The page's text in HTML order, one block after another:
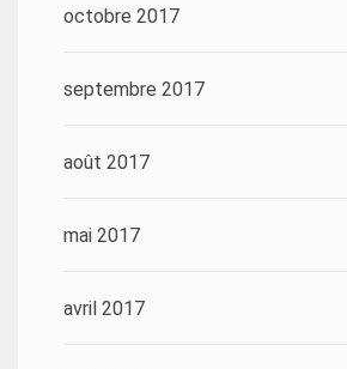
octobre 2017
septembre 2017
août 2017
mai 2017
avril 2017